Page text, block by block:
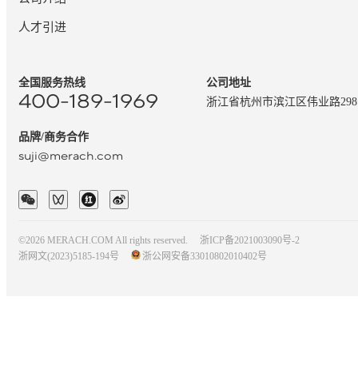
人才引进
全国服务热线
400-189-1969
品牌/商务合作
suji@merach.com
公司地址
浙江省杭州市滨江区伟业路
©2026 MERACH.COM All rights reserved.
浙ICP备2021003090号-2
浙网文(2023)5185-194号
浙公网安备33010802010402号